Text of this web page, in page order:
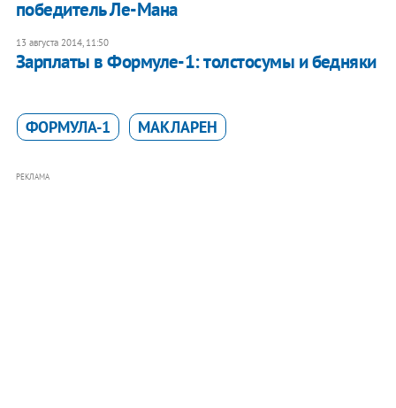
победитель Ле-Мана
13 августа 2014, 11:50
Зарплаты в Формуле-1: толстосумы и бедняки
ФОРМУЛА-1 МАКЛАРЕН
РЕКЛАМА